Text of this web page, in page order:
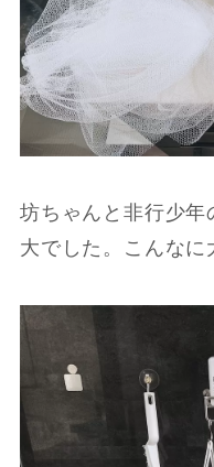
坊ちゃんと非行少
大でした。こんな